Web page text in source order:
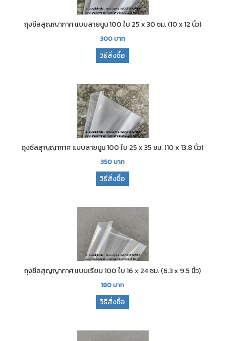
ถุงซีลสุญญากาศ แบบลายนูน 100 ใบ 25 x 30 ซม. (10 x 12 นิ้ว)
300บาท
วิธีสั่งซื้อ
ถุงซีลสุญญากาศ แบบลายนูน 100 ใบ 25 x 35 ซม. (10 x 13.8 นิ้ว)
350บาท
วิธีสั่งซื้อ
ถุงซีลสุญญากาศ แบบเรียบ 100 ใบ 16 x 24 ซม. (6.3 x 9.5 นิ้ว)
180บาท
วิธีสั่งซื้อ